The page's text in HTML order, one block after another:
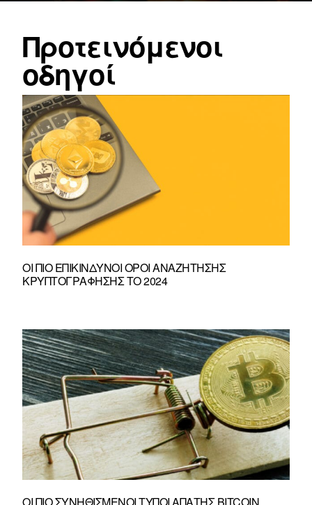
Προτεινόμενοι
οδηγοί
ΟΙ ΠΙΟ ΕΠΙΚΊΝΔΥΝΟΙ ΌΡΟΙ ΑΝΑΖΉΤΗΣΗΣ
ΚΡΥΠΤΟΓΡΆΦΗΣΗΣ ΤΟ 2024
ΟΙ ΠΙΟ ΣΥΝΗΘΙΣΜΈΝΟΙ ΤΎΠΟΙ ΑΠΆΤΗΣ BITCOIN